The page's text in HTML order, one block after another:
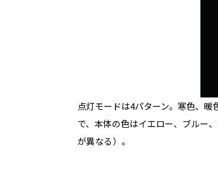
点灯モードは4パターン。寒色、
で、本体の色はイエロー、ブルー
が異なる）。